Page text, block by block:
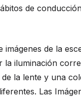
de
imágenes de la
la iluminación
la lente y una
Las